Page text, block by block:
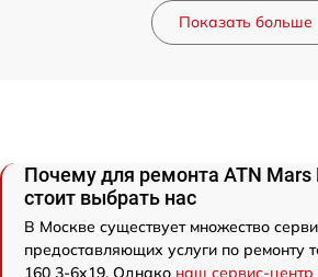
Показать больше
Почему для ремонта ATN Mars
стоит выбрать нас
В Москве существует множество
предоставляющих услуги по ремонту
160 3-6x19. Однако наш сервис-центр